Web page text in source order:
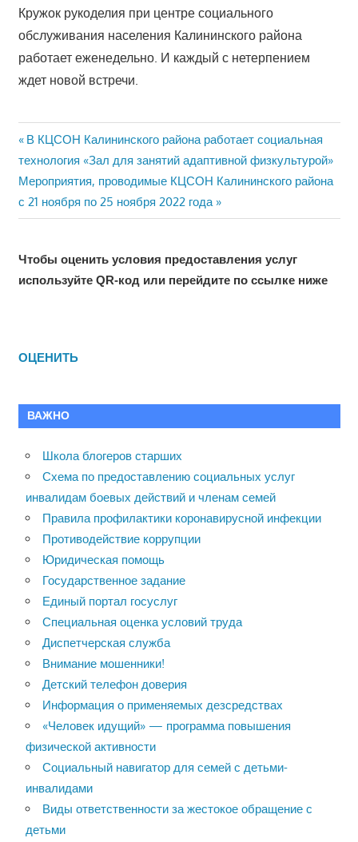
Кружок рукоделия при центре социального
обслуживания населения Калининского района
работает еженедельно. И каждый с нетерпением
ждет новой встречи.
Навигация
по
записям
Previous
Post:
В КЦСОН Калининского района работает социальная
технология «Зал для занятий адаптивной физкультурой»
Next
Post:
Мероприятия, проводимые КЦСОН Калининского района
с 21 ноября по 25 ноября 2022 года
Чтобы оценить условия предоставления услуг
используйте QR-код или перейдите по ссылке ниже
ОЦЕНИТЬ
ВАЖНО
Школа блогеров старших
Схема по предоставлению социальных услуг
инвалидам боевых действий и членам семей
Правила профилактики коронавирусной инфекции
Противодействие коррупции
Юридическая помощь
Государственное задание
Единый портал госуслуг
Специальная оценка условий труда
Диспетчерская служба
Внимание мошенники!
Детский телефон доверия
Информация о применяемых дезсредствах
«Человек идущий» — программа повышения
физической активности
Социальный навигатор для семей с детьми-
инвалидами
Виды ответственности за жестокое обращение с
детьми